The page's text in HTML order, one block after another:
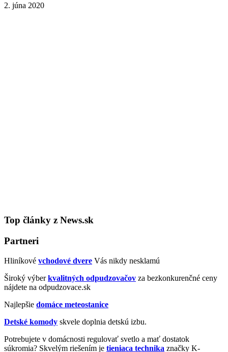
2. júna 2020
Top články z News.sk
Partneri
Hliníkové vchodové dvere Vás nikdy nesklamú
Široký výberkvalitných odpudzovačov za bezkonkurenčné ceny
nájdete na odpudzovace.sk
Najlepšie domáce meteostanice
Detské komody skvele doplnia detskú izbu.
Potrebujete v domácnosti regulovať svetlo a mať dostatok
súkromia? Skvelým riešením je tieniaca technika značky K-